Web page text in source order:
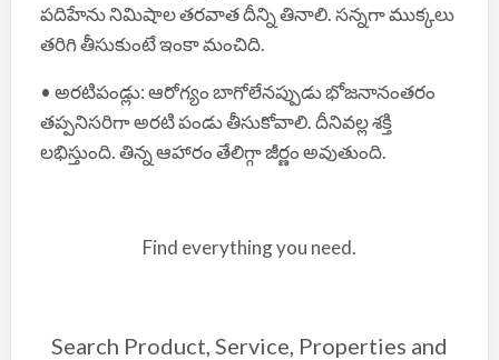
పదిహేను నిమిషాల తరవాత దీన్ని తినాలి. సన్నగా ముక్కలు
తరిగి తీసుకుంటే ఇంకా మంచిది.
• అరటిపండ్లు: ఆరోగ్యం బాగోలేనప్పుడు భోజనానంతరం
తప్పనిసరిగా అరటి పండు తీసుకోవాలి. దీనివల్ల శక్తి
లభిస్తుంది. తిన్న ఆహారం తేలిగ్గా జీర్ణం అవుతుంది.
Find everything you need.
Search Product, Service, Properties and